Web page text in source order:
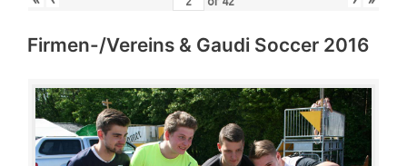
Firmen-/Vereins & Gaudi Soccer 2016